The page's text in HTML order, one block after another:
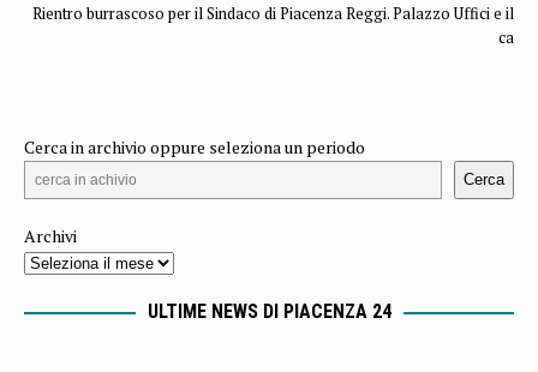
Rientro burrascoso per il Sindaco di Piacenza Reggi. Palazzo Uffici e il
ca
Cerca in archivio oppure seleziona un periodo
Cerca
Archivi
ULTIME NEWS DI PIACENZA 24